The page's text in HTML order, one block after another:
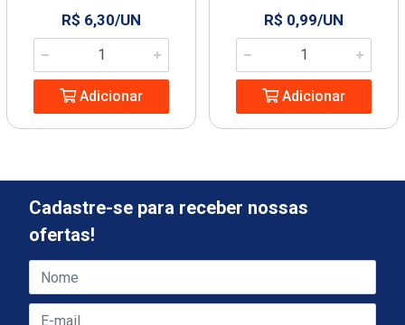
R$ 6,30/UN
Adicionar
R$ 0,99/UN
Adicionar
Cadastre-se para receber nossas
ofertas!